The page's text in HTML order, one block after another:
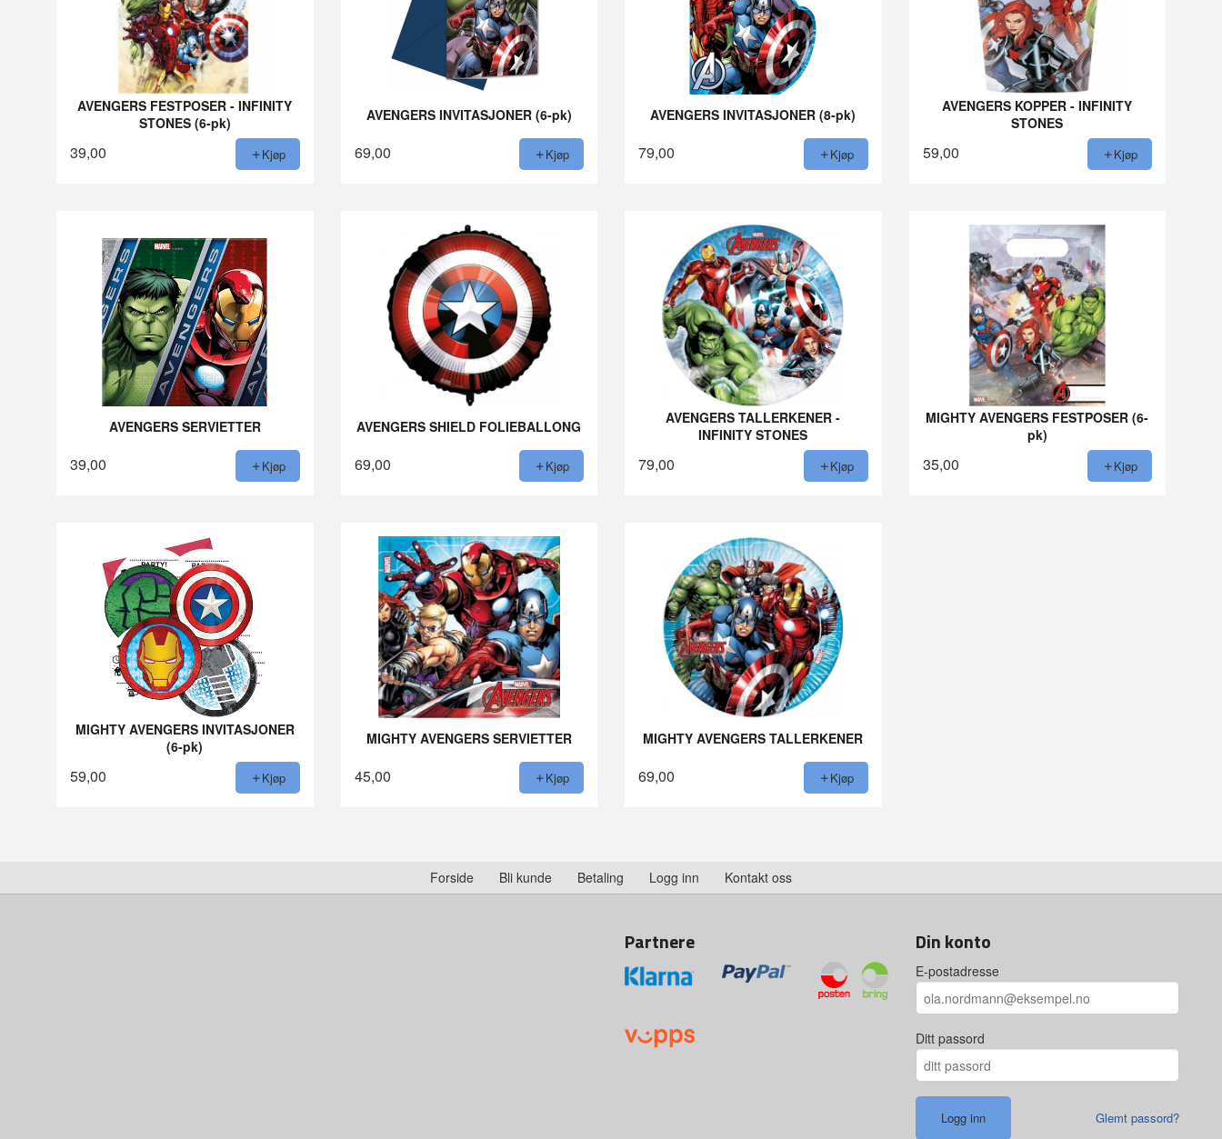
AVENGERS FESTPOSER - INFINITY
STONES (6-pk)
39,00 Kjøp
AVENGERS INVITASJONER (6-pk)
69,00 Kjøp
AVENGERS INVITASJONER (8-pk)
79,00 Kjøp
AVENGERS KOPPER - INFINITY
STONES
59,00 Kjøp
AVENGERS SERVIETTER
39,00 Kjøp
AVENGERS SHIELD FOLIEBALLONG
69,00 Kjøp
AVENGERS TALLERKENER -
INFINITY STONES
79,00 Kjøp
MIGHTY AVENGERS FESTPOSER (6-
pk)
35,00 Kjøp
MIGHTY AVENGERS INVITASJONER
(6-pk)
59,00 Kjøp
MIGHTY AVENGERS SERVIETTER
45,00 Kjøp
MIGHTY AVENGERS TALLERKENER
69,00 Kjøp
Forside Bli kunde Betaling Logg inn Kontakt oss
Partnere Din konto
E-postadresse
Ditt passord
Glemt passord?